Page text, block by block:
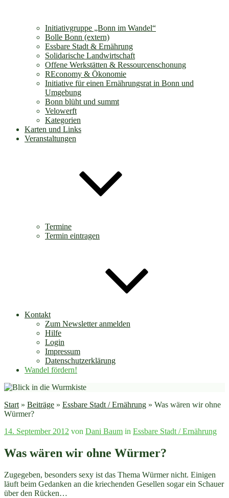
Initiativgruppe „Bonn im Wandel“
Bolle Bonn (extern)
Essbare Stadt & Ernährung
Solidarische Landwirtschaft
Offene Werkstätten & Ressourcenschonung
REconomy & Ökonomie
Initiative für einen Ernährungsrat in Bonn und
Umgebung
Bonn blüht und summt
Velowerft
Kategorien
Karten und Links
Veranstaltungen
Termine
Termin eintragen
Kontakt
Zum Newsletter anmelden
Hilfe
Login
Impressum
Datenschutzerklärung
Wandel fördern!
Start » Beiträge » Essbare Stadt / Ernährung » Was wären wir ohne
Würmer?
Veröffentlicht
14. September 2012 von Dani Baum in Essbare Stadt / Ernährung
Was wären wir ohne Würmer?
Zugegeben, besonders sexy ist das Thema Würmer nicht. Einigen
läuft beim Gedanken an die kriechenden Gesellen sogar ein Schauer
über den Rücken…